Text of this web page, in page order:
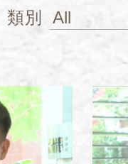
類別